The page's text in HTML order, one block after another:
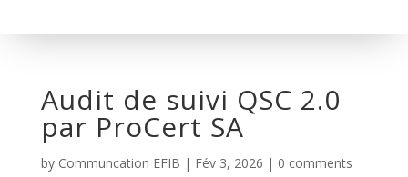
Audit de suivi QSC 2.0
par ProCert SA
by Communcation EFIB | Fév 3, 2026 | 0 comments